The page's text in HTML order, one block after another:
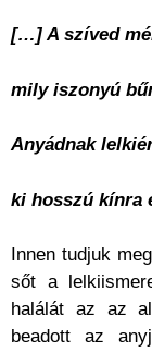
[…] A szíved
mily iszonyú
Anyádnak
ki hosszú kínra
Innen tudjuk
sőt a
halálát az az
beadott az